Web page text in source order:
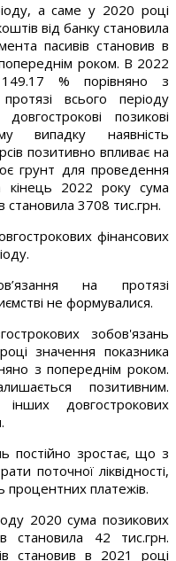
а саме у 2020 році
від банку становила
пасивів становив в
роком. В 2022
% порівняно з
всього періоду
позикові
випадку наявність
позитивно впливає на
грунт для проведення
кінець 2022 року сума
становила 3708 тис.грн.
фінансових
на протязі
не формувалися.
зобов'язань
значення показника
з попереднім роком.
позитивним.
довгострокових
постійно зростає, що з
поточної ліквідності,
процентних платежів.
2020 сума позикових
становила 42 тис.грн.
становив в 2021 році